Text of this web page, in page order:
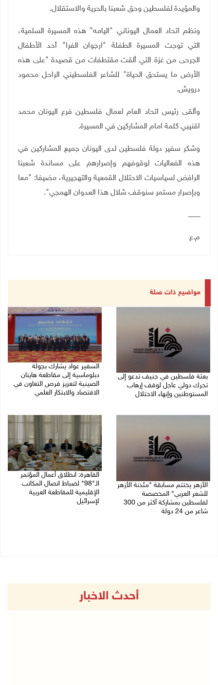
والمؤيدة لفلسطين وحق شعبنا بالحرية والاستقلال.
ونظم اتحاد العمال اليوناني "اليامه" هذه المسيرة السلمية،
التي توجت المسيرة الطفلة "ارجوان الفرا" أحد الأطفال
الجرحى من غزة التي ألقت مقتطفات من قصيدة "على هذه
الأرض ما يستحق الحياة" للشاعر الفلسطيني الراحل محمود
درويش.
وألقى رئيس اتحاد العام لعمال فلسطين فرع اليونان محمد
اقنيبي كلمة امام المشاركين في المسيرة.
وشكر سفير دولة فلسطين لدى اليونان جميع المشاركين في
هذه الفعاليات لوقوفهم وإصرارهم على مساندة شعبنا
الرافض لسياسيات الاحتلال القمعية والتهجيرية، مضيفا: "معا
وبإصرار مستمر سنوقف شلال هذا العدوان الهمجي".
ــــــــــــ
م.ع
مواضيع ذات صلة
بعثة فلسطين في جنيف تدعو إلى
تحرك دولي عاجل لوقف إرهاب
المستوطنين وإنهاء الاحتلال
السفير عواد يشارك بجولة
دبلوماسية إلى مقاطعة هاينان
الصينية لتعزيز فرص التعاون في
الاقتصاد والابتكار العلمي
الأزهر يختتم مسابقة "مئذنة الأزهر
للشعر العربي" المخصصة
لفلسطين بمشاركة أكثر من 300
شاعر من 24 دولة
القاهرة: انطلاق أعمال المؤتمر
الـ"98" لضباط اتصال المكاتب
الإقليمية للمقاطعة العربية
لإسرائيل
أحدث الاخبار